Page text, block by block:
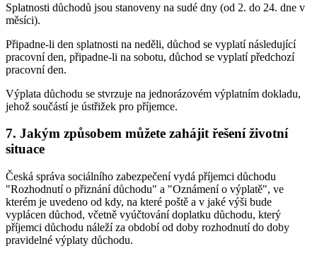
Splatnosti důchodů jsou stanoveny na sudé dny (od 2. do 24. dne v
měsíci).
Připadne-li den splatnosti na neděli, důchod se vyplatí následující
pracovní den, připadne-li na sobotu, důchod se vyplatí předchozí
pracovní den.
Výplata důchodu se stvrzuje na jednorázovém výplatním dokladu,
jehož součástí je ústřižek pro příjemce.
7. Jakým způsobem můžete zahájit řešení životní
situace
Česká správa sociálního zabezpečení vydá příjemci důchodu
"Rozhodnutí o přiznání důchodu" a "Oznámení o výplatě", ve
kterém je uvedeno od kdy, na které poště a v jaké výši bude
vyplácen důchod, včetně vyúčtování doplatku důchodu, který
příjemci důchodu náleží za období od doby rozhodnutí do doby
pravidelné výplaty důchodu.